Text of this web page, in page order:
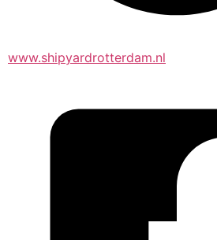
www.shipyardrotterdam.nl